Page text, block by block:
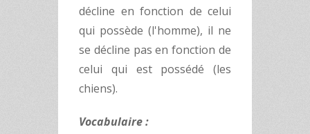
décline en fonction de celui
qui possède (l'homme), il ne
se décline pas en fonction de
celui qui est possédé (les
chiens).
Vocabulaire :